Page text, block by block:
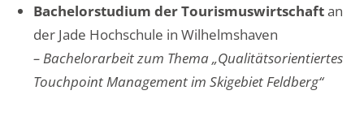
Bachelorstudium der Tourismuswirtschaftan
der Jade Hochschule in Wilhelmshaven
– Bachelorarbeit zum Thema „Qualitätsorientiertes
Touchpoint Management im Skigebiet Feldberg“